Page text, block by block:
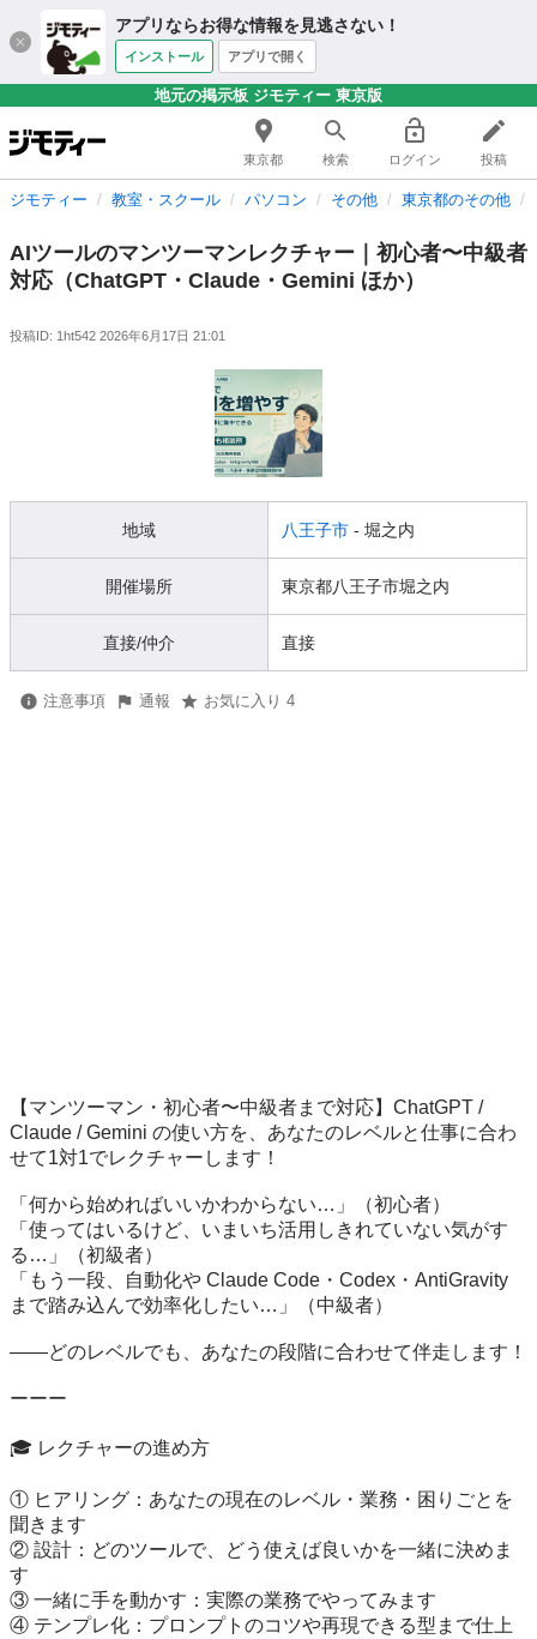
アプリならお得な情報を見逃さない！
インストール アプリで開く
地元の掲示板 ジモティー 東京版
東京都 検索 ログイン 投稿
ジモティー 教室・スクール パソコン その他 東京都のその他
AIツールのマンツーマンレクチャー｜初心者〜中級者
対応（ChatGPT・Claude・Gemini ほか）
投稿ID: 1ht542 2026年6月17日 21:01
地域 八王子市 - 堀之内
開催場所 東京都八王子市堀之内
直接/仲介 直接
注意事項 通報 お気に入り 4
【マンツーマン・初心者〜中級者まで対応】ChatGPT /
Claude / Gemini の使い方を、あなたのレベルと仕事に合わ
せて1対1でレクチャーします！
「何から始めればいいかわからない…」（初心者）
「使ってはいるけど、いまいち活用しきれていない気がす
る…」（初級者）
「もう一段、自動化や Claude Code・Codex・AntiGravity
まで踏み込んで効率化したい…」（中級者）
——どのレベルでも、あなたの段階に合わせて伴走します！
ーーー
🎓 レクチャーの進め方
① ヒアリング：あなたの現在のレベル・業務・困りごとを
聞きます
② 設計：どのツールで、どう使えば良いかを一緒に決めま
す
③ 一緒に手を動かす：実際の業務でやってみます
④ テンプレ化：プロンプトのコツや再現できる型まで仕上